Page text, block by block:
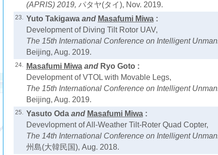
(APRIS) 2019, パタヤ(タイ), Nov. 2019.
23. Yuto Takigawaand Masafumi Miwa:
Development of Diving Tilt Rotor UAV,
The 15th International Conference on Intelligent
Beijing, Aug. 2019.
24. Masafumi Miwaand Ryo Goto :
Development of VTOL with Movable Legs,
The 15th International Conference on Intelligent
Beijing, Aug. 2019.
25. Yasuto Odaand Masafumi Miwa:
Devevlopment of All-Weather Tilt-Roter Quad Copter,
The 14th International Conference on Intelligent
州島(大韓民国), Aug. 2018.